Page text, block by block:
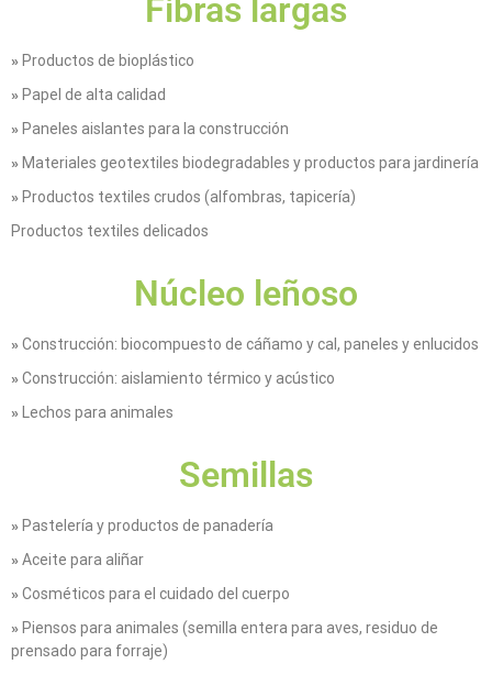
Fibras largas
» Productos de bioplástico
» Papel de alta calidad
» Paneles aislantes para la construcción
» Materiales geotextiles biodegradables y productos para jardinería
» Productos textiles crudos (alfombras, tapicería)
Productos textiles delicados
Núcleo leñoso
»Construcción: biocompuesto de cáñamo y cal, paneles y enlucidos
»Construcción: aislamiento térmico y acústico
» Lechos para animales
Semillas
» Pastelería y productos de panadería
»Aceite para aliñar
»Cosméticos para el cuidado del cuerpo
» Piensos para animales (semilla entera para aves, residuo de
prensado para forraje)